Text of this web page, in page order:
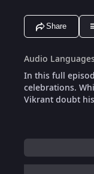
Share
Audio Languages
In this full
celebrations.
Vikrant doubt